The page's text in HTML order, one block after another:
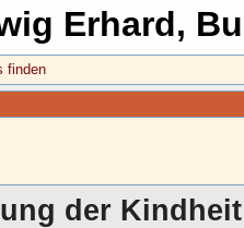
Erhard,
der Kindheit